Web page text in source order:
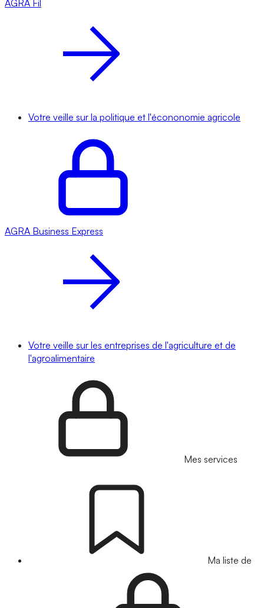
AGRA Fil
Votre veille sur la politique et l'écononomie agricole
AGRA Business Express
Votre veille sur les entreprises de l'agriculture et de
l'agroalimentaire
Mes services
Ma liste de